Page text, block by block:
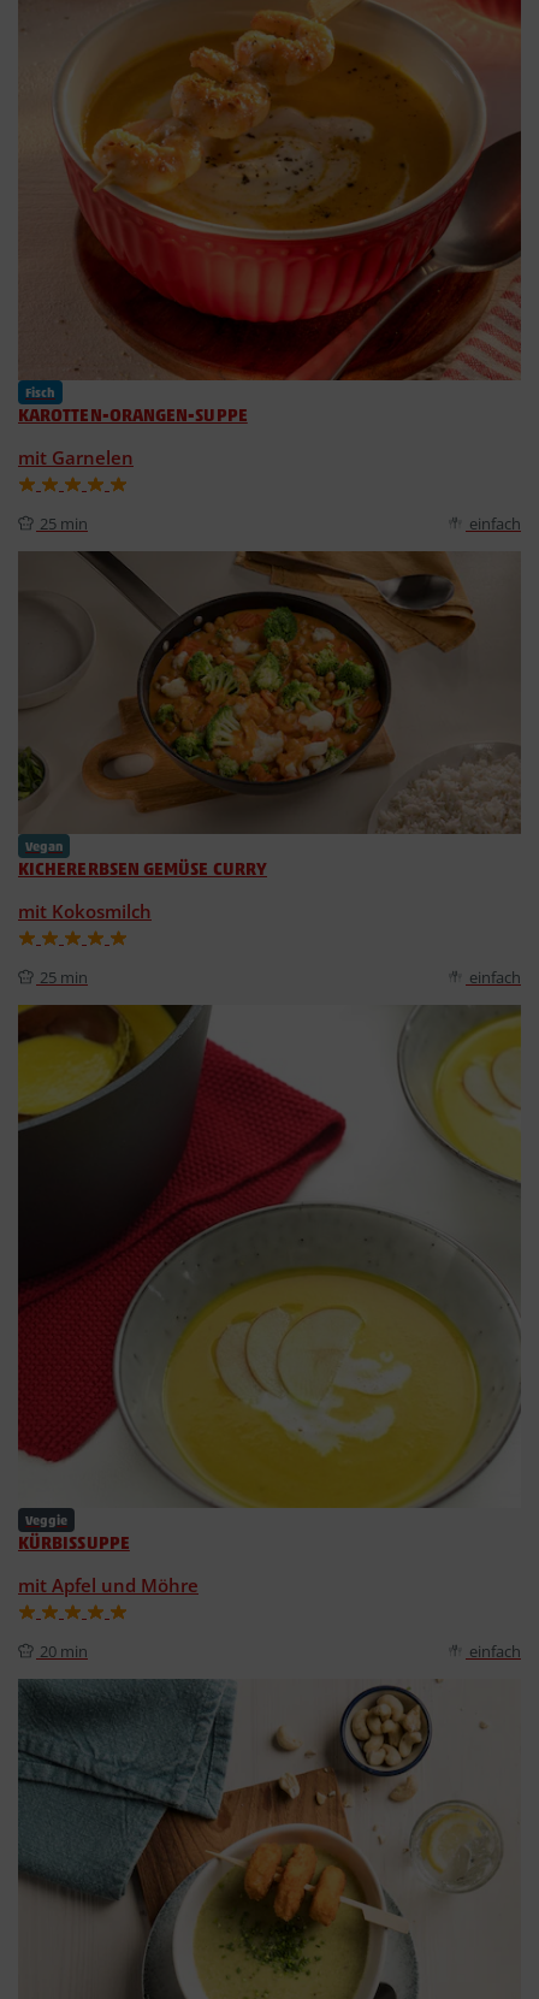
Fisch
KAROTTEN-ORANGEN-SUPPE
mit Garnelen
25 min einfach
Vegan
KICHERERBSEN GEMÜSE CURRY
mit Kokosmilch
25 min einfach
Veggie
KÜRBISSUPPE
mit Apfel und Möhre
20 min einfach